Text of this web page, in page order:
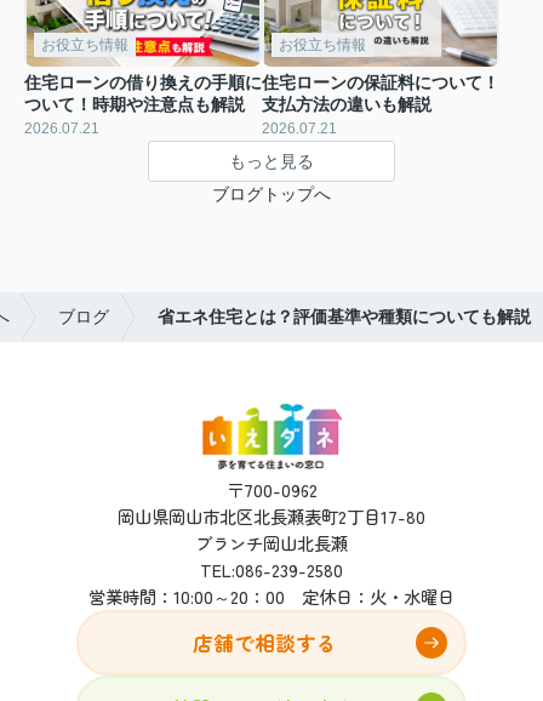
お役立ち情報
住宅ローンの借り換えの手順に
ついて！時期や注意点も解説
2026.07.21
お役立ち情報
住宅ローンの保証料について！
支払方法の違いも解説
2026.07.21
もっと見る
ブログトップへ
ブログ 省エネ住宅とは？評価基準や種類についても解説
〒700-0962
岡山県岡山市北区北長瀬表町2丁目17-80
ブランチ岡山北長瀬
TEL:086-239-2580
営業時間：10:00～20：00 定休日：火・水曜日
店舗で相談する